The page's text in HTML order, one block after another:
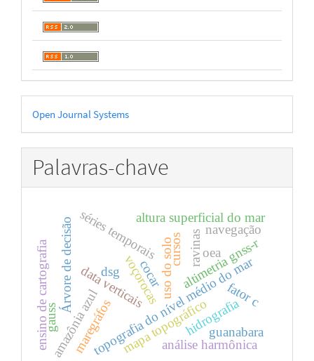
Desenvolvido
por
Open Journal Systems
Palavras-chave
data verticais
topografia do nível médio do mar
amazônia azul
voçorocas
ravinas
uso do solo
Árvore de decisão altura superficial do mar
mapa topográfico
análise harmônica
séries temporais
altimetria gnss-r
maregráfos hidrografia
navegação
cocar
dsg
fator c
gauss
oea
ensino de cartografia cursos
guanabara